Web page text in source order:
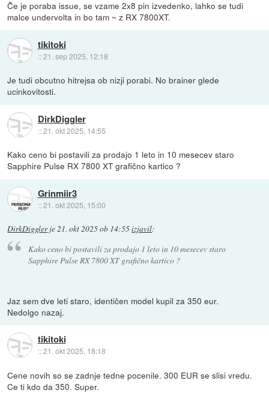
Če je poraba issue, se vzame 2x8 pin izvedenko, lahko se tudi
malce undervolta in bo tam ~ z RX 7800XT.
tikitoki
::21. sep 2025, 12:18
Je tudi obcutno hitrejsa ob nizji porabi. No brainer glede
ucinkovitosti.
DirkDiggler
::21. okt 2025, 14:55
Kako ceno bi postavili za prodajo 1 leto in 10 mesecev staro
Sapphire Pulse RX 7800 XT grafično kartico ?
Grinmiir3
::21. okt 2025, 15:00
DirkDigglerje21. okt 2025 ob 14:55izjavil:
Kako ceno bi postavili za prodajo 1 leto in 10 mesecev staro
Sapphire Pulse RX 7800 XT grafično kartico ?
Jaz sem dve leti staro, identičen model kupil za 350 eur.
Nedolgo nazaj.
tikitoki
::21. okt 2025, 18:18
Cene novih so se zadnje tedne pocenile. 300 EUR se slisi vredu.
Ce ti kdo da 350. Super.